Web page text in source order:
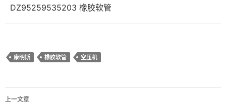
DZ95259535203 橡胶软管
康明斯 橡胶软管 空压机
文
上一文章